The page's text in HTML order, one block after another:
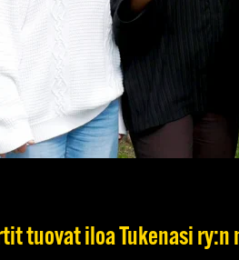
tuovat iloa Tukenasi